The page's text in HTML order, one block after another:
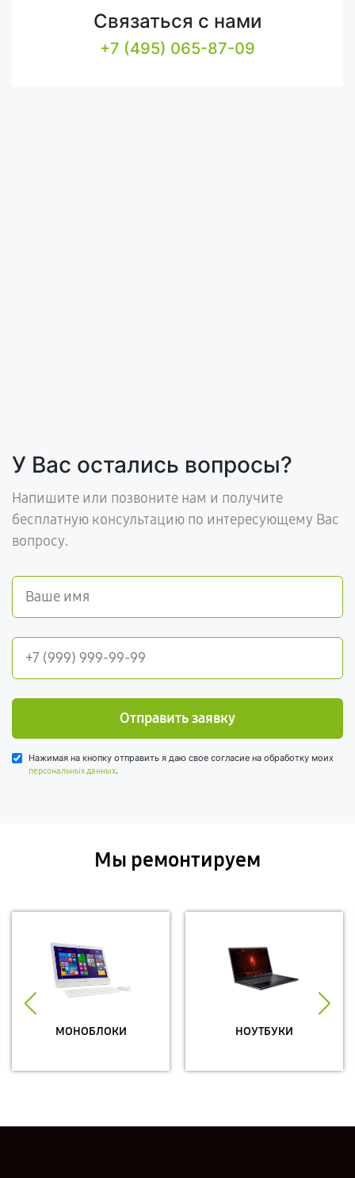
Связаться с нами
+7 (495) 065-87-09
У Вас остались вопросы?
Напишите или позвоните нам и получите
бесплатную консультацию по интересующему Вас
вопросу.
Отправить заявку
Нажимая на кнопку отправить я даю свое согласие на обработку моих
персональных данных.
Мы ремонтируем
МОНОБЛОКИ НОУТБУКИ